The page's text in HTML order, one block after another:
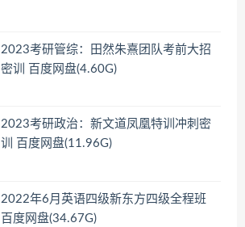
2023考研管综：田然朱熹团队考前大招
密训 百度网盘(4.60G)
2023考研政治：新文道凤凰特训冲刺密
训 百度网盘(11.96G)
2022年6月英语四级新东方四级全程班
百度网盘(34.67G)